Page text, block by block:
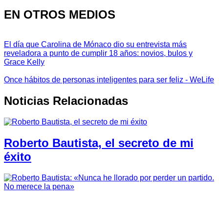
EN OTROS MEDIOS
El día que Carolina de Mónaco dio su entrevista más
reveladora a punto de cumplir 18 años: novios, bulos y
Grace Kelly
Once hábitos de personas inteligentes para ser feliz - WeLife
Noticias Relacionadas
Roberto Bautista, el secreto de mi
éxito